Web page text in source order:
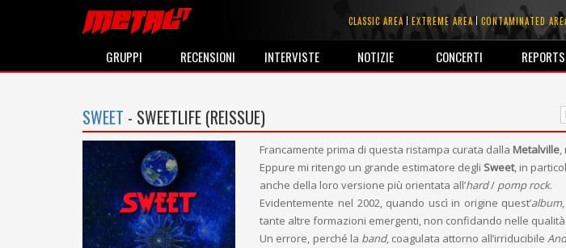
CLASSIC AREA EXTREME AREA CONTAMINATED
GRUPPI RECENSIONI INTERVISTE NOTIZIE CONCERTI REPORTS
SWEET - SWEETLIFE (REISSUE)
Francamente prima di questa ristampa curata dalla Metalville,
Eppure mi ritengo un grande estimatore degli Sweet, in
anche della loro versione più orientata all’hard/ pomp rock.
Evidentemente nel 2002, quando uscì in origine quest’album
tante altre formazioni emergenti, non confidando nelle
Un errore, perché la band, coagulata attorno all’irriducibile